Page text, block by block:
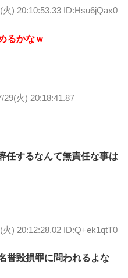
火) 20:10:53.33 ID:Hsu6jQax0
るかなｗ
29(火) 20:18:41.87
任するなんて無責任な事は
火) 20:12:28.02 ID:Q+ek1qtT0
誉毀損罪に問われるよな